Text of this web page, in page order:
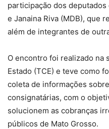
participação dos deputados
e Janaina Riva (MDB), que
além de integrantes de
O encontro foi realizado na
Estado (TCE) e teve como
coleta de informações
consignatárias, com o
solucionem as cobranças
públicos de Mato Grosso.